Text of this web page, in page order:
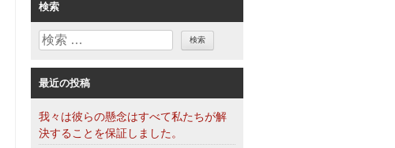
ゴ
リ
ー
検索
検
最近の投稿
我々は彼らの懸念はすべて私たちが解
決することを保証しました。